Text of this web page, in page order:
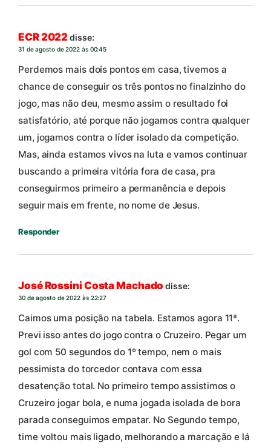
ECR 2022disse:
31 de agosto de 2022 às 00:45
Perdemos mais dois pontos em casa, tivemos a
chance de conseguir os três pontos no finalzinho do
jogo, mas não deu, mesmo assim o resultado foi
satisfatório, até porque não jogamos contra qualquer
um, jogamos contra o líder isolado da competição.
Mas, ainda estamos vivos na luta e vamos continuar
buscando a primeira vitória fora de casa, pra
conseguirmos primeiro a permanência e depois
seguir mais em frente, no nome de Jesus.
Responder
José Rossini Costa Machado disse:
30 de agosto de 2022 às 22:27
Caimos uma posição na tabela. Estamos agora 11ª.
Previ isso antes do jogo contra o Cruzeiro. Pegar um
gol com 50 segundos do 1º tempo, nem o mais
pessimista do torcedor contava com essa
desatenção total. No primeiro tempo assistimos o
Cruzeiro jogar bola, e numa jogada isolada de bora
parada conseguimos empatar. No Segundo tempo,
time voltou mais ligado, melhorando a marcação e lá